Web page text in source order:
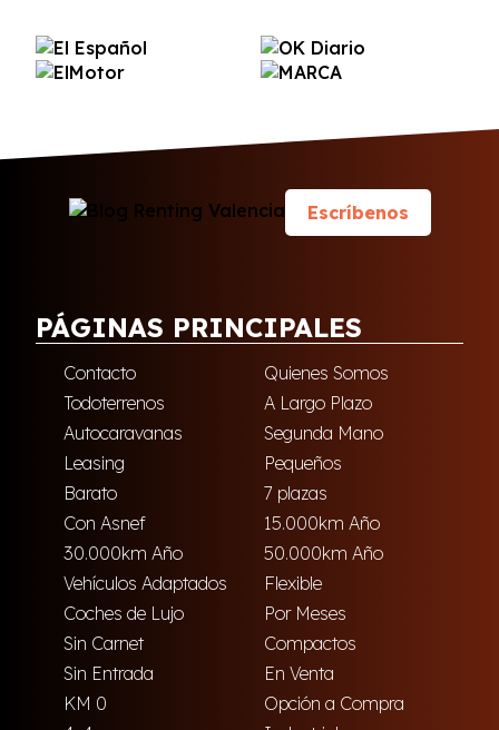
Escríbenos
PÁGINAS PRINCIPALES
Contacto
Quienes Somos
Todoterrenos
A Largo Plazo
Autocaravanas
Segunda Mano
Leasing
Pequeños
Barato
7 plazas
Con Asnef
15.000km Año
30.000km Año
50.000km Año
Vehículos Adaptados
Flexible
Coches de Lujo
Por Meses
Sin Carnet
Compactos
Sin Entrada
En Venta
KM 0
Opción a Compra